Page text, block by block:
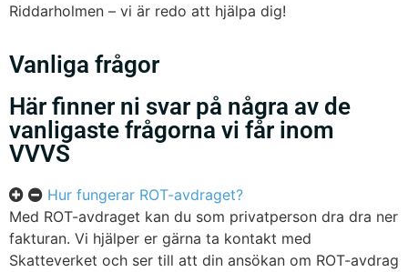
Riddarholmen – vi är redo att hjälpa dig!
Vanliga frågor
Här finner ni svar på några av de
vanligaste frågorna vi får inom
VVVS
Hur fungerar ROT-avdraget?
Med ROT-avdraget kan du som privatperson dra dra ner
fakturan. Vi hjälper er gärna ta kontakt med
Skatteverket och ser till att din ansökan om ROT-avdrag